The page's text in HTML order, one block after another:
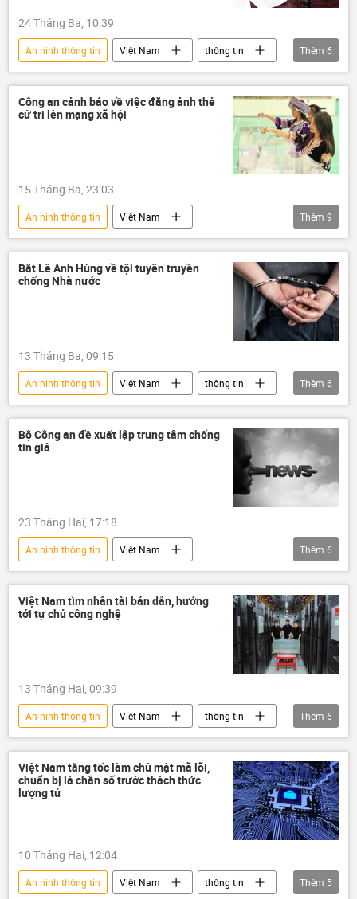
24 Tháng Ba, 10:39
An ninh thông tin Việt Nam
thông tin
an ninh mạng
luật an ninh mạng
Cục An ninh mạng
Bộ Công an Việt Nam
xử phạt
Pháp luật
Thêm 6
Công an cảnh báo về việc đăng ảnh thẻ
cử tri lên mạng xã hội
15 Tháng Ba, 23:03
An ninh thông tin
Việt Nam
mạng xã hội
công an
công an Hà Nội
an ninh mạng
bầu cử
cuộc bầu cử quốc hội
Thêm 9
Bắt Lê Anh Hùng về tội tuyên truyền
chống Nhà nước
13 Tháng Ba, 09:15
An ninh thông tin Việt Nam
thông tin
phản động
an ninh
an ninh mạng
Bộ Công an Việt Nam
công an
Pháp luật
Thêm 6
Bộ Công an đề xuất lập trung tâm chống
tin giả
23 Tháng Hai, 17:18
An ninh thông tin
Việt Nam
Bộ Công an Việt Nam
Pháp luật
thông tin
CAND
vi phạm
Chính trị
Thêm 6
Việt Nam tìm nhân tài bán dẫn, hướng
tới tự chủ công nghệ
13 Tháng Hai, 09:39
An ninh thông tin Việt Nam
thông tin
Viettel
công nghệ
Khoa học và công nghệ
chip điện tử
hàng không
vũ trụ
Thêm 6
Việt Nam tăng tốc làm chủ mật mã lõi,
chuẩn bị lá chắn số trước thách thức
lượng tử
10 Tháng Hai, 12:04
An ninh thông tin Việt Nam
thông tin
Thêm 5